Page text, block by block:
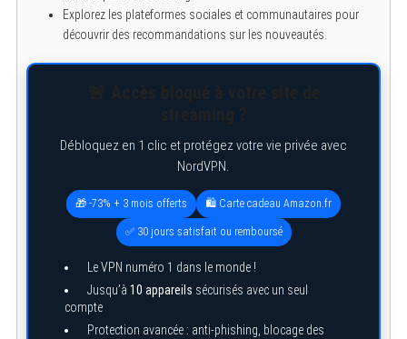
Explorez les plateformes sociales et communautaires pour
découvrir des recommandations sur les nouveautés.
Débloquez en 1 clic et protégez votre vie privée avec
NordVPN.
🎁 -73% + 3 mois offerts 🛍️ Carte cadeau Amazon.fr
✅ 30 jours satisfait ou remboursé
Le VPN numéro 1 dans le monde !
Jusqu’à 10 appareils sécurisés avec un seul
compte
Protection avancée : anti-phishing, blocage des